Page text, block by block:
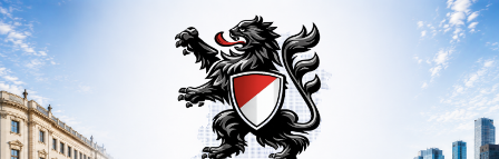
Skip
to
content